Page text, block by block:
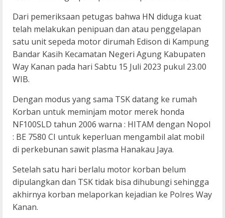
Dari pemeriksaan petugas bahwa HN diduga kuat
telah melakukan penipuan dan atau penggelapan
satu unit sepeda motor dirumah Edison di Kampung
Bandar Kasih Kecamatan Negeri Agung Kabupaten
Way Kanan pada hari Sabtu 15 Juli 2023 pukul 23.00
WIB.
Dengan modus yang sama TSK datang ke rumah
Korban untuk meminjam motor merek honda
NF100SLD tahun 2006 warna : HITAM dengan Nopol
: BE 7580 CI untuk keperluan mengambil alat mobil
di perkebunan sawit plasma Hanakau Jaya.
Setelah satu hari berlalu motor korban belum
dipulangkan dan TSK tidak bisa dihubungi sehingga
akhirnya korban melaporkan kejadian ke Polres Way
Kanan.